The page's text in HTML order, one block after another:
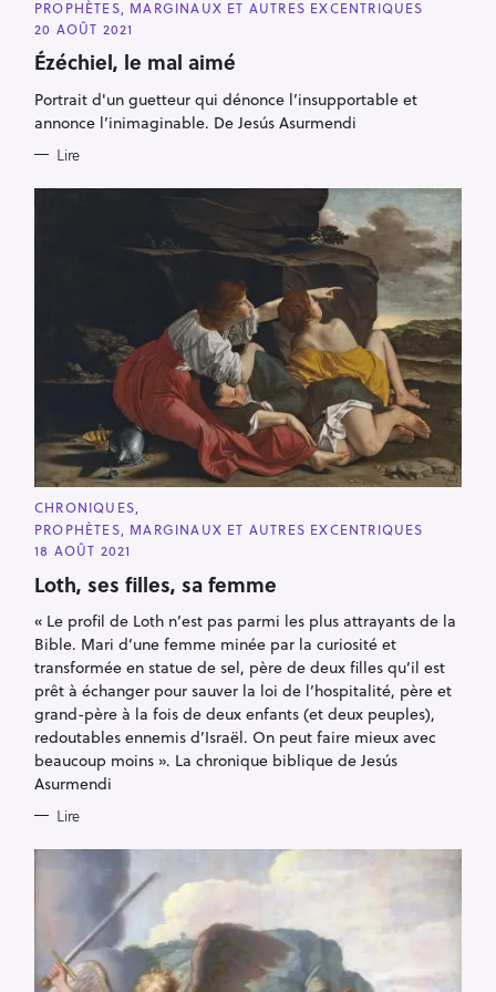
T
E
O
R
E
PROPHÈTES, MARGINAUX ET AUTRES EXCENTRIQUES
20 AOÛT 2021
Ézéchiel, le mal aimé
Portrait d'un guetteur qui dénonce l’insupportable et
annonce l’inimaginable. De Jesús Asurmendi
Lire
C
A
T
E
O
R
E
S
CHRONIQUES
PROPHÈTES, MARGINAUX ET AUTRES EXCENTRIQUES
18 AOÛT 2021
Loth, ses filles, sa femme
« Le profil de Loth n’est pas parmi les plus attrayants de la
Bible. Mari d’une femme minée par la curiosité et
transformée en statue de sel, père de deux filles qu’il est
prêt à échanger pour sauver la loi de l’hospitalité, père et
grand-père à la fois de deux enfants (et deux peuples),
redoutables ennemis d’Israël. On peut faire mieux avec
beaucoup moins ». La chronique biblique de Jesús
Asurmendi
Lire